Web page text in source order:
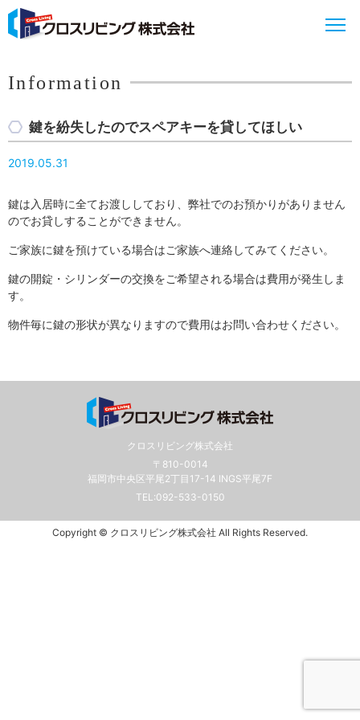
Information
鍵を紛失したのでスペアキーを貸してほしい
2019.05.31
鍵は入居時に全てお渡ししており、弊社でのお預かりがありません
のでお貸しすることができません。
ご家族に鍵を預けている場合はご家族へ連絡してみてください。
鍵の開錠・シリンダーの交換をご希望される場合は費用が発生しま
す。
物件毎に鍵の形状が異なりますので費用はお問い合わせください。
クロスリビング株式会社
〒810-0014
福岡市中央区平尾2丁目17-14 INGS平尾7F
TEL:092-533-0150
Copyright © クロスリビング株式会社 All Rights Reserved.